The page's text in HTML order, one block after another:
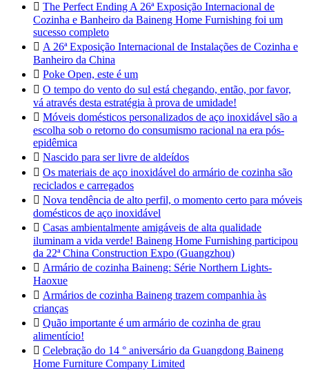
 The Perfect Ending A 26ª Exposição Internacional de
Cozinha e Banheiro da Baineng Home Furnishing foi um
sucesso completo
 A 26ª Exposição Internacional de Instalações de Cozinha e
Banheiro da China
 Poke Open, este é um
 O tempo do vento do sul está chegando, então, por favor,
vá através desta estratégia à prova de umidade!
 Móveis domésticos personalizados de aço inoxidável são a
escolha sob o retorno do consumismo racional na era pós-
epidêmica
 Nascido para ser livre de aldeídos
 Os materiais de aço inoxidável do armário de cozinha são
reciclados e carregados
 Nova tendência de alto perfil, o momento certo para móveis
domésticos de aço inoxidável
 Casas ambientalmente amigáveis de alta qualidade
iluminam a vida verde! Baineng Home Furnishing participou
da 22ª China Construction Expo (Guangzhou)
 Armário de cozinha Baineng: Série Northern Lights-
Haoxue
 Armários de cozinha Baineng trazem companhia às
crianças
 Quão importante é um armário de cozinha de grau
alimentício!
 Celebração do 14 ° aniversário da Guangdong Baineng
Home Furniture Company Limited